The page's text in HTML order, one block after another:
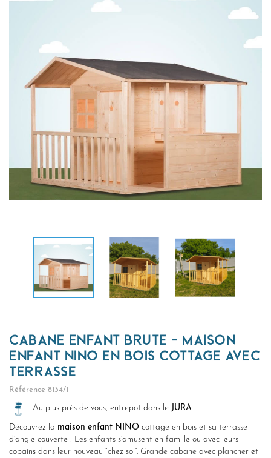
CABANE ENFANT BRUTE - MAISON
ENFANT NINO EN BOIS COTTAGE AVEC
TERRASSE
Référence 8134/1
Au plus près de vous, entrepot dans le JURA
Découvrez la maison enfant NINO cottage en bois et sa terrasse
d’angle couverte ! Les enfants s’amusent en famille ou avec leurs
copains dans leur nouveau “chez soi”. Grande cabane avec plancher et